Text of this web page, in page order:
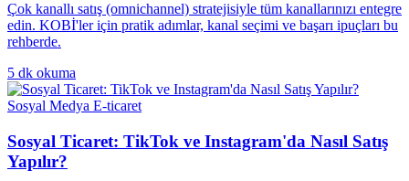
Çok kanallı satış (omnichannel) stratejisiyle tüm kanallarınızı entegre
edin. KOBİ'ler için pratik adımlar, kanal seçimi ve başarı ipuçları bu
rehberde.
5 dk okuma
Sosyal Medya E-ticaret
Sosyal Ticaret: TikTok ve Instagram'da Nasıl Satış
Yapılır?